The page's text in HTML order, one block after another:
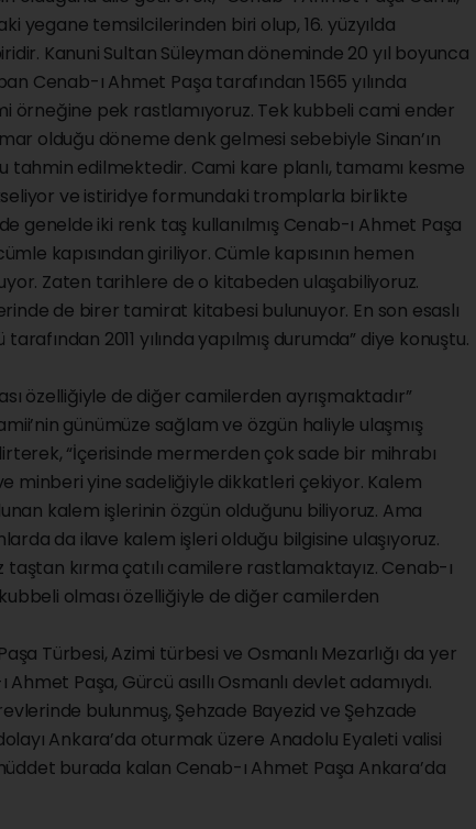
yegane temsilcilerinden biri olup, 16. yüzyılda
Kanuni Sultan Süleyman döneminde 20 yıl boyunca
Cenab-ı Ahmet Paşa tarafından 1565 yılında
örneğine pek rastlamıyoruz. Tek kubbeli cami ender
olduğu döneme denk gelmesi sebebiyle Sinan’ın
tahmin edilmektedir. Cami kare planlı, tamamı kesme
ve istiridye formundaki tromplarla birlikte
genelde iki renk taş kullanılmış Cenab-ı Ahmet Paşa
kapısından giriliyor. Cümle kapısının hemen
Zaten tarihlere de o kitabeden ulaşabiliyoruz.
de birer tamirat kitabesi bulunuyor. En son esaslı
2011 yılında yapılmış durumda” diye konuştu.
özelliğiyle de diğer camilerden ayrışmaktadır”
günümüze sağlam ve özgün haliyle ulaşmış
“İçerisinde mermerden çok sade bir mihrabı
minberi yine sadeliğiyle dikkatleri çekiyor. Kalem
kalem işlerinin özgün olduğunu biliyoruz. Ama
da ilave kalem işleri olduğu bilgisine ulaşıyoruz.
kırma çatılı camilere rastlamaktayız. Cenab-ı
olması özelliğiyle de diğer camilerden
Türbesi, Azimi türbesi ve Osmanlı Mezarlığı da yer
Paşa, Gürcü asıllı Osmanlı devlet adamıydı.
bulunmuş, Şehzade Bayezid ve Şehzade
Ankara’da oturmak üzere Anadolu Eyaleti valisi
burada kalan Cenab-ı Ahmet Paşa Ankara’da